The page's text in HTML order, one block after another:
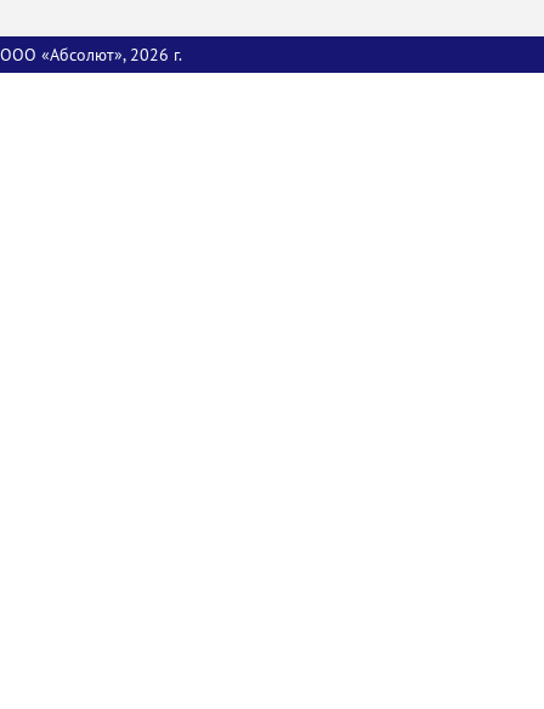
ООО «Абсолют», 2026 г.